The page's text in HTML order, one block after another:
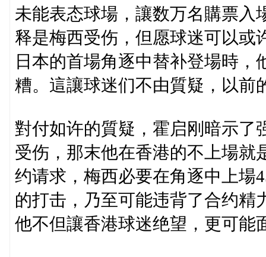
未能表态球場，讓数万名購票入
释是梅西受伤，但愿球迷可以或
日本的首場角逐中替补登場時
糟。這讓球迷们不由質疑，以前
對付如许的質疑，霍启刚暗示了
受伤，那末他在香港的不上場就
约请求，梅西必要在角逐中上場
的打击，乃至可能违背了合约精
他不但讓香港球迷绝望，更可能